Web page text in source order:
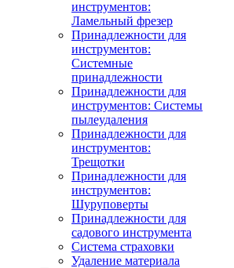
инструментов:
Ламельный фрезер
Принадлежности для
инструментов:
Системные
принадлежности
Принадлежности для
инструментов: Системы
пылеудаления
Принадлежности для
инструментов:
Трещотки
Принадлежности для
инструментов:
Шуруповерты
Принадлежности для
садового инструмента
Система страховки
Удаление материала